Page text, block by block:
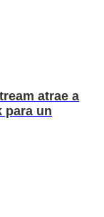
atrae a
para un